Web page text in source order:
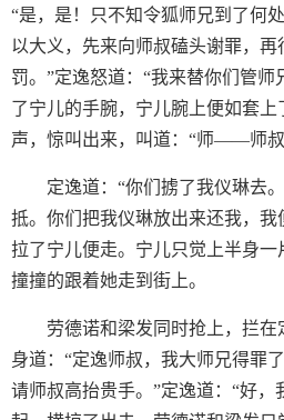
“是，是！只不知令狐师兄到了何
以大义，先来向师叔磕头谢罪，
罚。”定逸怒道：“我来替你们管师
了宁儿的手腕，宁儿腕上便如套上
声，惊叫出来，叫道：“师——师
定逸道：“你们掳了我仪琳去
抵。你们把我仪琳放出来还我，我
拉了宁儿便走。宁儿只觉上半身
撞撞的跟着她走到街上。
劳德诺和梁发同时抢上，拦
身道：“定逸师叔，我大师兄得罪
请师叔高抬贵手。”定逸道：“好，